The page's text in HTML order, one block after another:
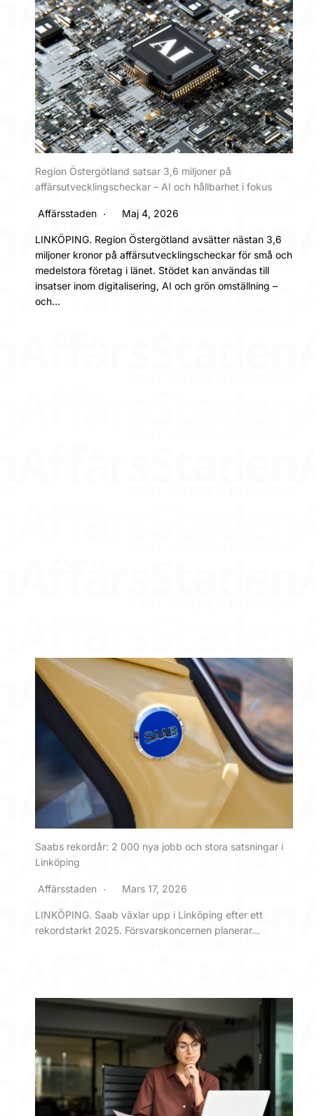
Region Östergötland satsar 3,6 miljoner på
affärsutvecklingscheckar – AI och hållbarhet i fokus
Affärsstaden Maj 4, 2026
LINKÖPING. Region Östergötland avsätter nästan 3,6
miljoner kronor på affärsutvecklingscheckar för små och
medelstora företag i länet. Stödet kan användas till
insatser inom digitalisering, AI och grön omställning –
och…
Saabs rekordår: 2 000 nya jobb och stora satsningar i
Linköping
Affärsstaden Mars 17, 2026
LINKÖPING. Saab växlar upp i Linköping efter ett
rekordstarkt 2025. Försvarskoncernen planerar…